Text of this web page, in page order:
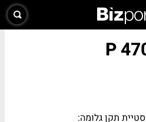
סטיית תקן גלומה: